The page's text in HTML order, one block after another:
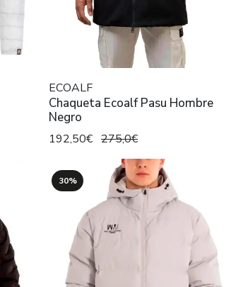
ECOALF
Chaqueta Ecoalf Pasu Hombre
Negro
192,50€ 275,0€
30%